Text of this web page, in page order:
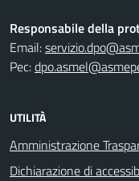
Responsabile della
Email:
Pec:
UTILITÀ
Amministrazione
Dichiarazione di